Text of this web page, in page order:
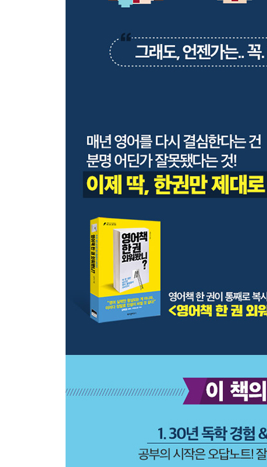
영작 연습은 쉬운 단어로 짧게 끊어서
6장 결국, 영어는 자신감이다
국어 실력부터 쌓아라
탄탄한 모국어가 탄탄한 외국어를
작은 성취감이 인생의 밑거름이 된다
사소한 일상은 사소하지 않다
영어 덕택에 인생이 더 즐겁다
에필로그 영어가 취미가 되는 날까지
감사의 글